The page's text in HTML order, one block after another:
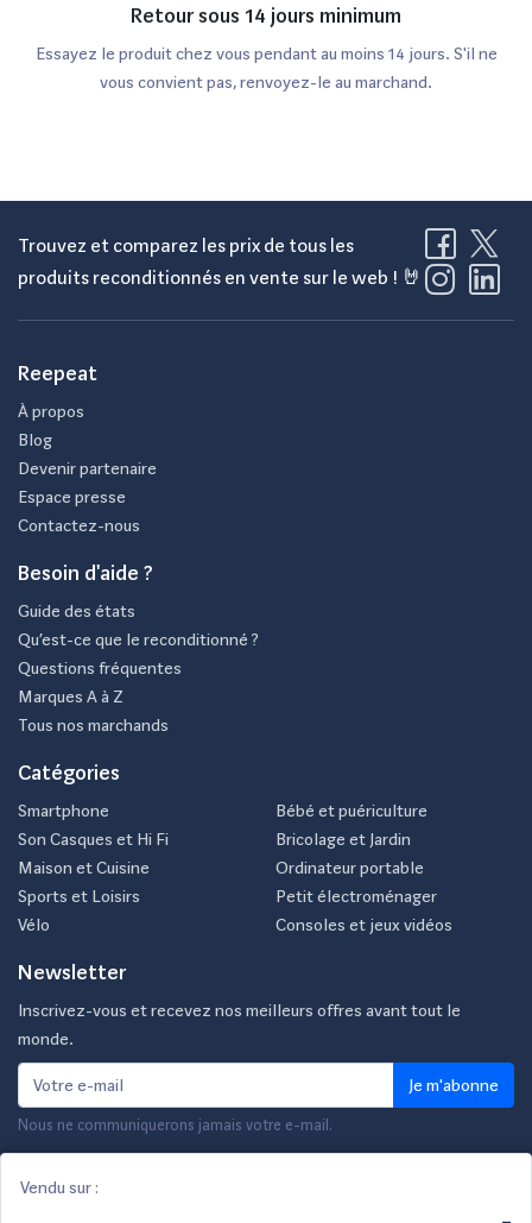
Vendu sur :
Retour sous 14 jours minimum
Essayez le produit chez vous pendant au moins 14 jours. S'il ne
vous convient pas, renvoyez-le au marchand.
Trouvez et comparez les prix de tous les
produits reconditionnés en vente sur le web ! 🤘
Reepeat
À propos
Blog
Devenir partenaire
Espace presse
Contactez-nous
Besoin d'aide ?
Guide des états
Qu’est-ce que le reconditionné ?
Questions fréquentes
Marques A à Z
Tous nos marchands
Catégories
Smartphone
Son Casques et Hi Fi
Maison et Cuisine
Sports et Loisirs
Vélo
Bébé et puériculture
Bricolage et Jardin
Ordinateur portable
Petit électroménager
Consoles et jeux vidéos
Newsletter
Inscrivez-vous et recevez nos meilleurs offres avant tout le
monde.
Je m'abonne
Nous ne communiquerons jamais votre e-mail.